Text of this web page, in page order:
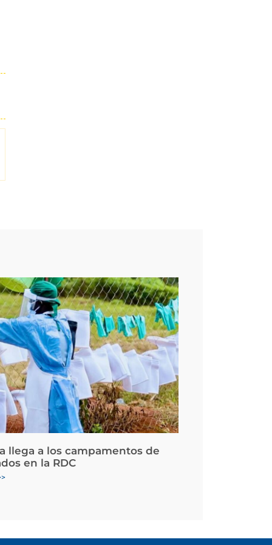
llega a los campamentos de
en la RDC